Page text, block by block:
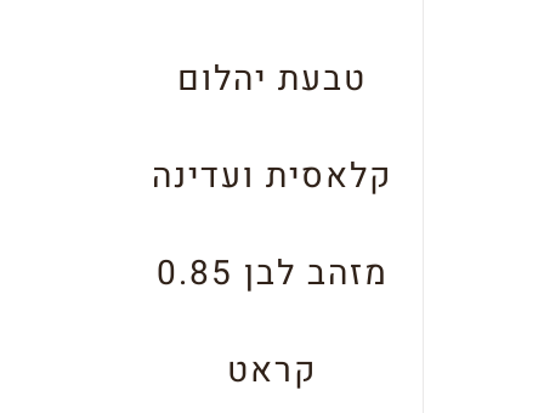
טבעת יהלום
קלאסית ועדינה
מזהב לבן 0.85
קראט